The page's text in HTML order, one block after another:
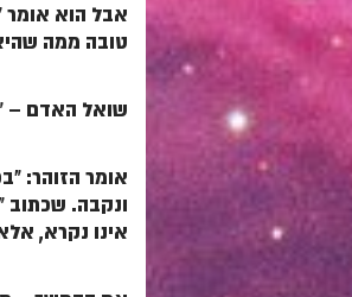
אבל הוא אומר
טובה ממה
שואל האדם –
אומר הזוהר:
ונקבה. שכתוב
אינו נקרא,